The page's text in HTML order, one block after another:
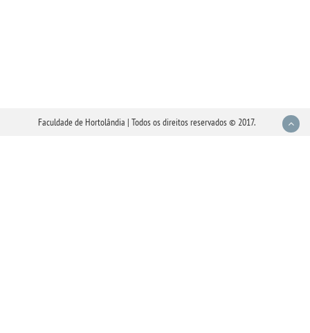
Faculdade de Hortolândia | Todos os direitos reservados © 2017.